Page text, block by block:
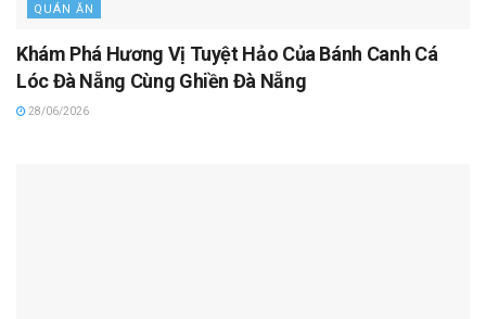
QUÁN ĂN
Khám Phá Hương Vị Tuyệt Hảo Của Bánh Canh Cá
Lóc Đà Nẵng Cùng Ghiền Đà Nẵng
28/06/2026